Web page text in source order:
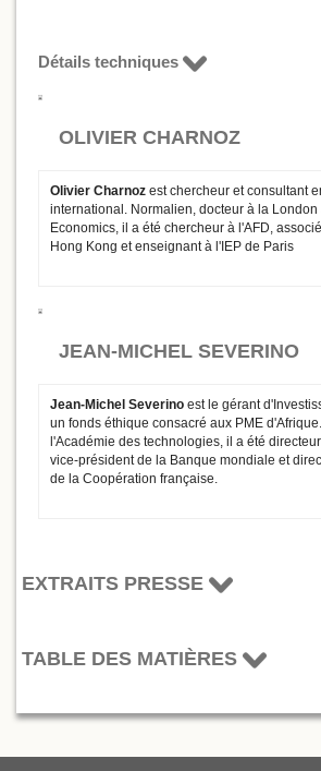
Détails techniques
OLIVIER CHARNOZ
Olivier Charnoz est chercheur et consultant
international. Normalien, docteur à la London
Economics, il a été chercheur à l'AFD,
Hong Kong et enseignant à l'IEP de Paris
JEAN-MICHEL SEVERINO
Jean-Michel Severino est le gérant
un fonds éthique consacré aux PME
l'Académie des technologies, il a été
vice-président de la Banque mondiale et
de la Coopération française.
EXTRAITS PRESSE
TABLE DES MATIÈRES